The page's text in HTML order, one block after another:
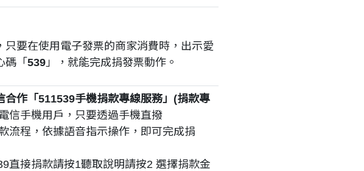
只要在使用電子發票的商家消費時，出示愛
碼「 539 」，就能完成捐發票動作。
合作「511539手機捐款專線服務」(捐款專
信手機用戶，只要透過手機直撥
流程，依據語音指示操作，即可完成捐
直接捐款請按1聽取說明請按2 選擇捐款金